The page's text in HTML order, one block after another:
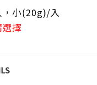
小(20g)/入
擇